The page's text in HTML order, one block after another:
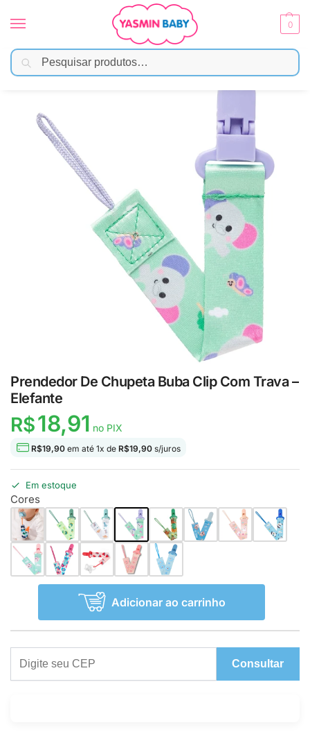
0
Início Amamentação / Prendedor De Chupeta
Prendedor De Chupeta Buba Clip Com Trava –
Elefante
R$18,91 no PIX
R$19,90 em até 1x de R$19,90 s/juros
Em estoque
Cores
Adicionar ao carrinho
Consultar